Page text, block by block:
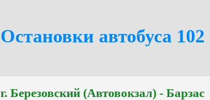
Остановки автобуса 102
г. Березовский (Автовокзал) - Барзас